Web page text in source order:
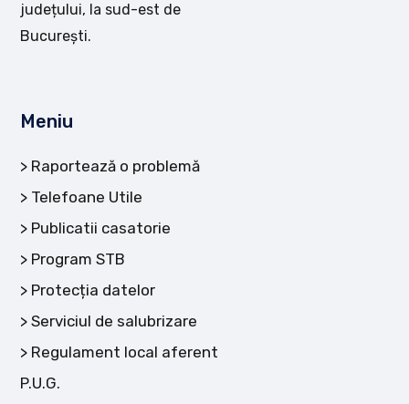
județului, la sud-est de
București.
Meniu
Raportează o problemă
Telefoane Utile
Publicatii casatorie
Program STB
Protecția datelor
Serviciul de salubrizare
Regulament local aferent
P.U.G.